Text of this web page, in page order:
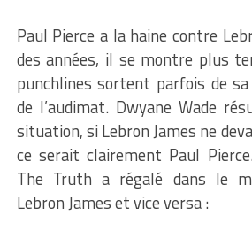
Paul Pierce a la haine contre
des années, il se montre plus
punchlines sortent parfois de
de l’audimat. Dwyane Wade
situation, si Lebron James ne
ce serait clairement Paul
The Truth a régalé dans le
Lebron James et vice versa :